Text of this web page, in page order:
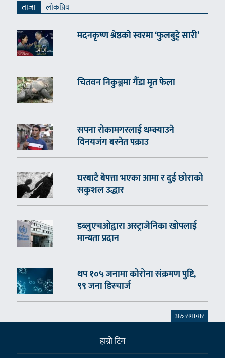
ताजा लाेकप्रिय
मदनकृष्ण श्रेष्ठको स्वरमा ‘फुलबुट्टे सारी’
चितवन निकुञ्जमा गैँडा मृत फेला
सपना रोकामगरलाई धम्क्याउने
विनयजंग बस्नेत पक्राउ
घरबाटै बेपत्ता भएका आमा र दुई छोराको
सकुशल उद्धार
डब्लुएचओद्वारा अस्ट्राजेनिका खोपलाई
मान्यता प्रदान
थप १०५ जनामा कोरोना संक्रमण पुष्टि,
९९ जना डिस्चार्ज
अरु समाचार
हाम्राे टिम